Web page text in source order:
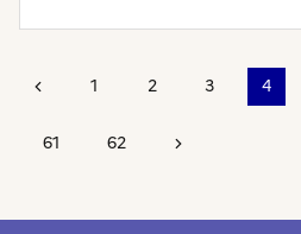
Page précédente
1 2 3 4
61 62